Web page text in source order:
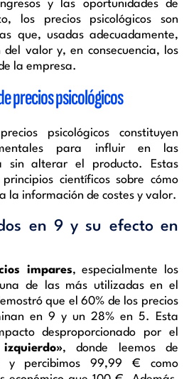
y las oportunidades de
los precios psicológicos son
que, usadas adecuadamente,
valor y, en consecuencia, los
la empresa.
precios psicológicos
psicológicos constituyen
para influir en las
sin alterar el producto. Estas
científicos sobre cómo
la información de costes y valor.
en 9 y su efecto en
impares, especialmente los
de las más utilizadas en el
que el 60% de los precios
en 9 y un 28% en 5. Esta
desproporcionado por el
, donde leemos de
y percibimos 99,99 € como